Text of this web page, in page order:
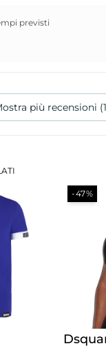
previsti
più recensioni
-47%